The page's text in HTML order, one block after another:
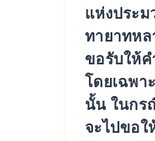
แห่งประ
ทายาทห
ขอรับให้
โดยเฉพา
นั้น ในกร
จะไปขอใ